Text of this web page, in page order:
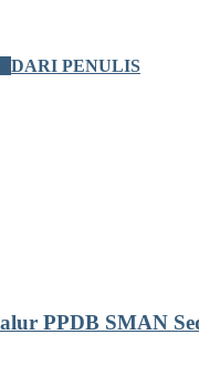
DARI PENULIS
PPDB SMAN